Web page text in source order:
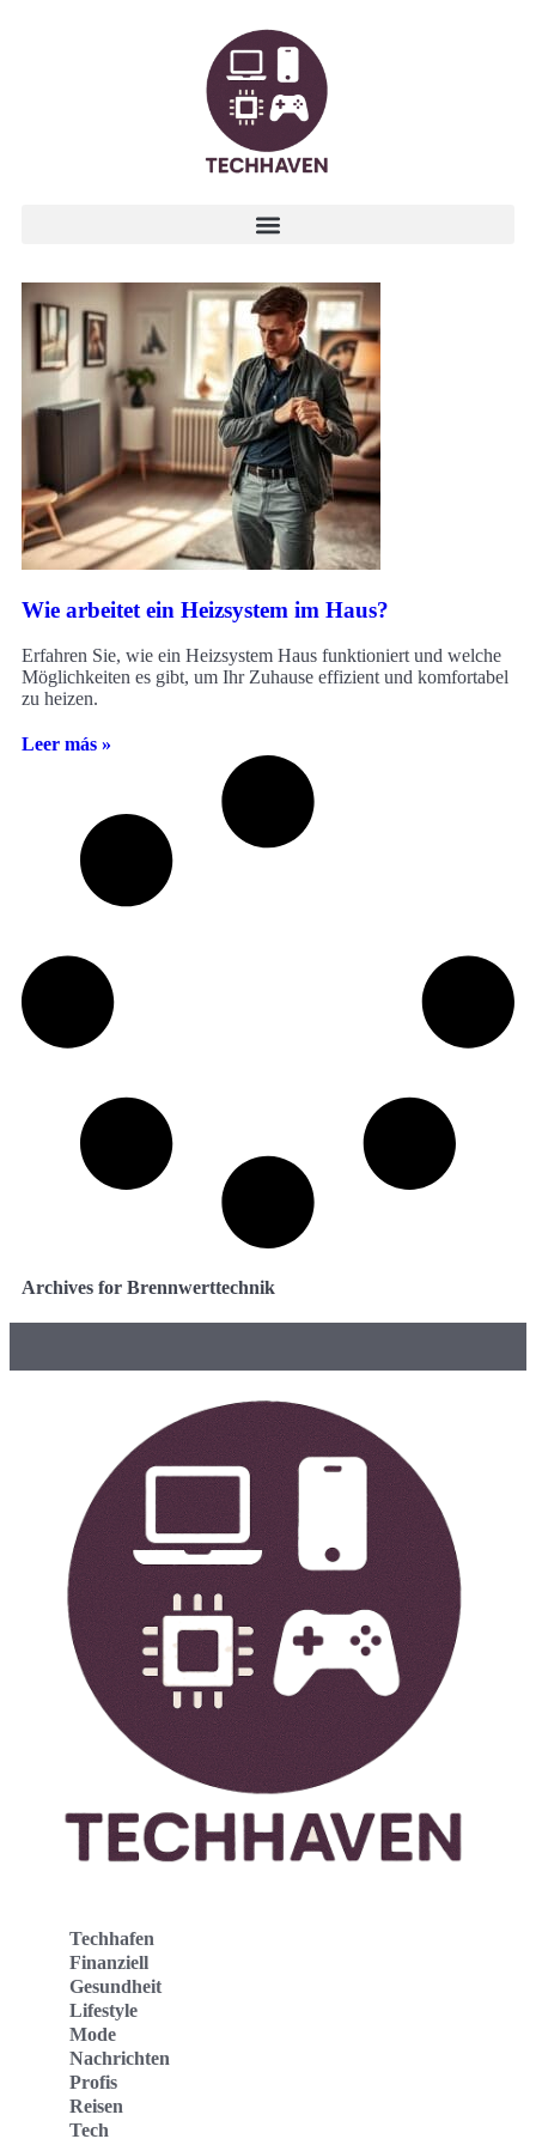
Wie arbeitet ein Heizsystem im Haus?
Erfahren Sie, wie ein Heizsystem Haus funktioniert und welche
Möglichkeiten es gibt, um Ihr Zuhause effizient und komfortabel
zu heizen.
Leer más »
Archives for Brennwerttechnik
Techhafen
Finanziell
Gesundheit
Lifestyle
Mode
Nachrichten
Profis
Reisen
Tech